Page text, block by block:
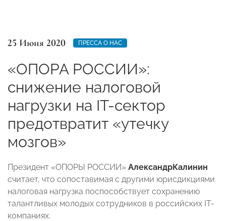
25 Июня 2020 ПРЕССА О НАС
«ОПОРА РОССИИ»:
снижение налоговой
нагрузки на IT-сектор
предотвратит «утечку
мозгов»
Президент «ОПОРЫ РОССИИ» АлександрКалинин
считает, что сопоставимая с другими юрисдикциями
налоговая нагрузка поспособствует сохранению
талантливых молодых сотрудников в российских IT-
компаниях.